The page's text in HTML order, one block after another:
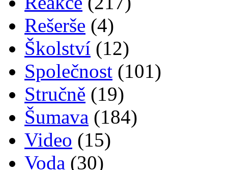
Rešerše (4)
Školství (12)
Společnost (101)
Stručně (19)
Šumava (184)
Video (15)
Voda (30)